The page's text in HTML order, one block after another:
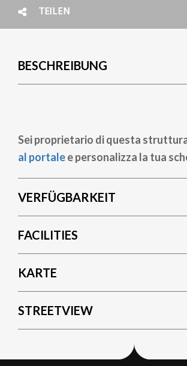
TEILEN
BESCHREIBUNG
Sei proprietario di questa
al portalee personalizza la tua
VERFÜGBARKEIT
FACILITIES
KARTE
STREETVIEW